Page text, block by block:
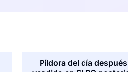
Píldora del día